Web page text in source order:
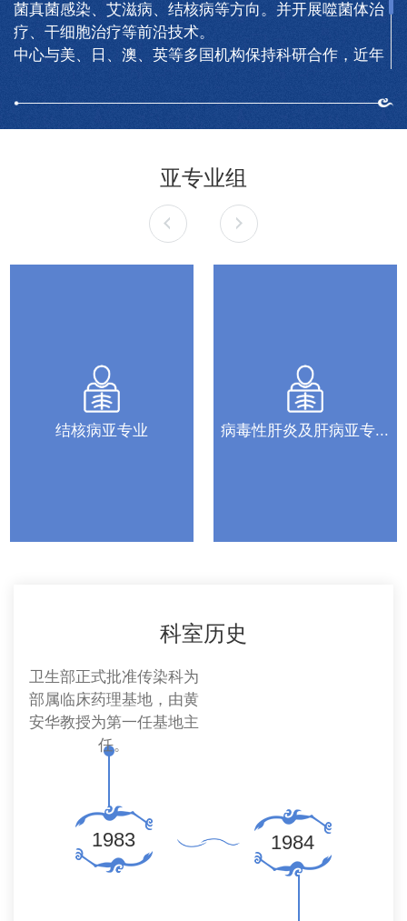
菌真菌感染、艾滋病、结核病等方向。并开展噬菌体治
疗、干细胞治疗等前沿技术。
中心与美、日、澳、英等多国机构保持科研合作，近年
子刊等期刊发表SCI论文400余篇，获授权专利20余
亚专业组
病毒性肝炎及肝病亚专... 人工
科室历史
正式批准传染科为
床药理基地，由黄
授为第一任基地主
1984